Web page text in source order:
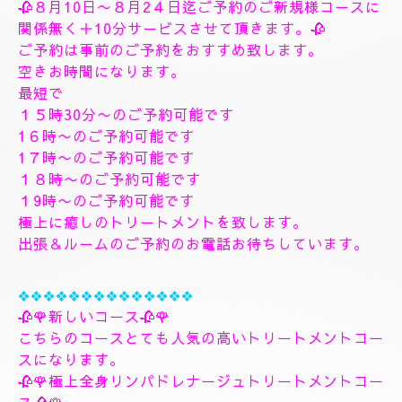
す、フィシャルマッサージパックよむぎ蒸しトリート
メント、ヘッドスパマッサージパック、ソルトトリー
トメント致します、指圧足つぼリフレクソロジージャ
プカサイ＆リンガムトリートメントコース
９０分¥26000
１２０分¥30000⇒¥28000
１５０分¥36000⇒¥33000
❖❖❖❖❖❖❖
🌺🌻✨８月10日月曜日 🌻✨🌺
🥀８月10日〜８月2４日迄ご予約のご新規様コースに
ご予約は事前のご予約をおすすめ致します。
空きお時間になります。
最短で
１５時30分〜のご予約可能です
1６時〜のご予約可能です